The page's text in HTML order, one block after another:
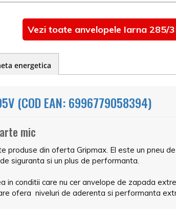
Vezi toate anvelopele Iarna 285/
energetica
(COD EAN: 6996779058394)
mic
din oferta Gripmax. El este un pneu
siguranta si un plus de performanta.
conditii care nu cer anvelope de zapada
ofera niveluri de aderenta si performanta